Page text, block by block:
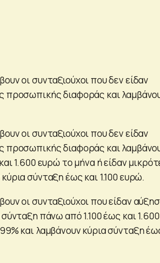
οι συνταξιούχοι που δεν είδαν
προσωπικής διαφοράς και
οι συνταξιούχοι που δεν είδαν
προσωπικής διαφοράς και
1.600 ευρώ το μήνα ή είδαν
σύνταξη έως και 1.100 ευρώ.
οι συνταξιούχοι που είδαν
πάνω από 1.100 έως και 1.600
και λαμβάνουν κύρια σύνταξη